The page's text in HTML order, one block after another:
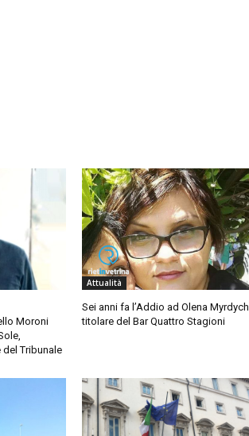
Moroni
Tribunale
Attualità
Sei anni fa l’Addio ad Olena Myrdych
titolare del Bar Quattro Stagioni